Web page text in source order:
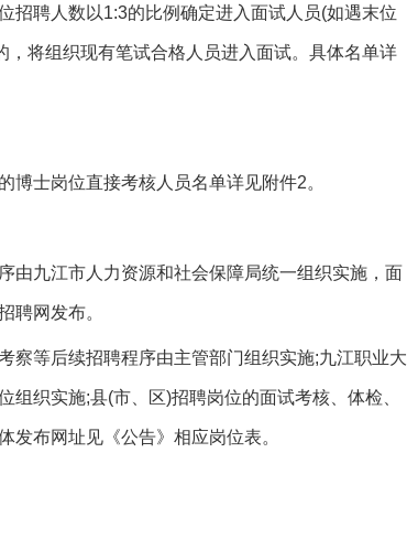
聘人数以1:3的比例确定进入面试人员(如遇末位
将组织现有笔试合格人员进入面试。具体名单详
士岗位直接考核人员名单详见附件2。
九江市人力资源和社会保障局统一组织实施，面
聘网发布。
等后续招聘程序由主管部门组织实施;九江职业大
织实施;县(市、区)招聘岗位的面试考核、体检、
发布网址见《公告》相应岗位表。